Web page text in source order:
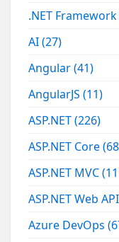
.NET
AI(27)
Angular(41)
AngularJS(11)
ASP.NET(226)
ASP.NET Core
ASP.NET MVC
ASP.NET Web
Azure DevOps